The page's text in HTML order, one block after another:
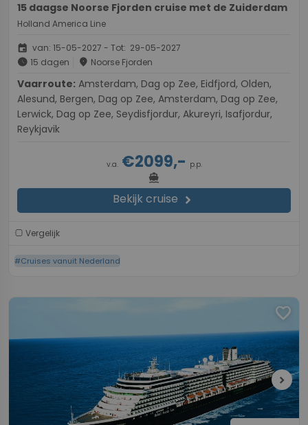
15 daagse Noorse Fjorden cruise met de Zuiderdam
Holland America Line
event van: 15-05-2027 - Tot: 29-05-2027
schedule 15 dagen place Noorse Fjorden
Vaarroute:
Alesund, Bergen, Dag op Zee, Amsterdam, Dag op Zee,
Lerwick, Dag op Zee, Seydisfjordur, Akureyri, Isafjordur,
Reykjavik
v.a.€2099,- p.p.
directions_boat
Bekijk cruise chevron_right
Vergelijk
#Cruises vanuit Nederland
favorite
chevron_right